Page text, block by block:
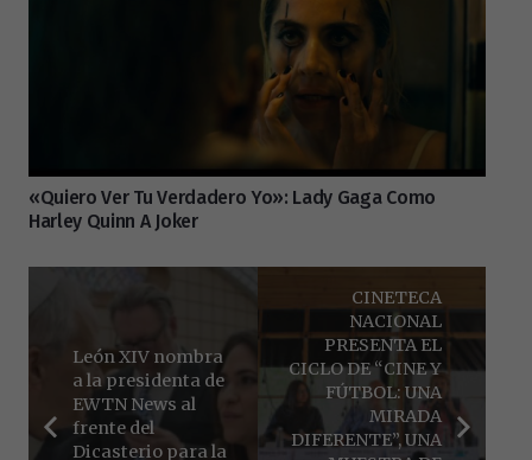
«Quiero Ver Tu Verdadero Yo»: Lady Gaga Como
Harley Quinn A Joker
León XIV nombra
a la presidenta de
EWTN News al
frente del
Dicasterio para la
CINETECA
NACIONAL
PRESENTA EL
CICLO DE “CINE Y
FÚTBOL: UNA
MIRADA
DIFERENTE”, UNA